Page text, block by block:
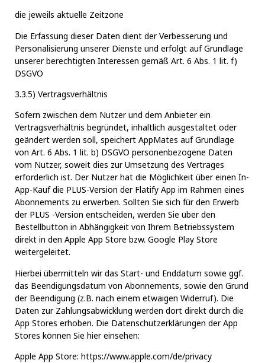
die jeweils aktuelle Zeitzone
Die Erfassung dieser Daten dient der Verbesserung und
Personalisierung unserer Dienste und erfolgt auf Grundlage
unserer berechtigten Interessen gemäß Art. 6 Abs. 1 lit. f)
DSGVO
3.3.5) Vertragsverhältnis
Sofern zwischen dem Nutzer und dem Anbieter ein
Vertragsverhältnis begründet, inhaltlich ausgestaltet oder
geändert werden soll, speichert AppMates auf Grundlage
von Art. 6 Abs. 1 lit. b) DSGVO personenbezogene Daten
vom Nutzer, soweit dies zur Umsetzung des Vertrages
erforderlich ist. Der Nutzer hat die Möglichkeit über einen In-
App-Kauf die PLUS-Version der Flatify App im Rahmen eines
Abonnements zu erwerben. Sollten Sie sich für den Erwerb
der PLUS -Version entscheiden, werden Sie über den
Bestellbutton in Abhängigkeit von Ihrem Betriebssystem
direkt in den Apple App Store bzw. Google Play Store
weitergeleitet.
Hierbei übermitteln wir das Start- und Enddatum sowie ggf.
das Beendigungsdatum von Abonnements, sowie den Grund
der Beendigung (z.B. nach einem etwaigen Widerruf). Die
Daten zur Zahlungsabwicklung werden dort direkt durch die
App Stores erhoben. Die Datenschutzerklärungen der App
Stores können Sie hier einsehen:
Apple App Store: https://www.apple.com/de/privacy